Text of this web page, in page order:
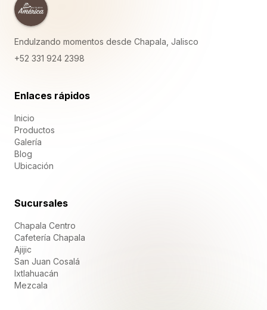
Endulzando momentos desde Chapala, Jalisco
+52 331 924 2398
Enlaces rápidos
Inicio
Productos
Galería
Blog
Ubicación
Sucursales
Chapala Centro
Cafetería Chapala
Ajijic
San Juan Cosalá
Ixtlahuacán
Mezcala